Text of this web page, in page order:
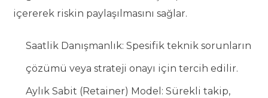
içererek riskin paylaşılmasını sağlar.
Saatlik Danışmanlık: Spesifik teknik sorunların
çözümü veya strateji onayı için tercih edilir.
Aylık Sabit (Retainer) Model: Sürekli takip,